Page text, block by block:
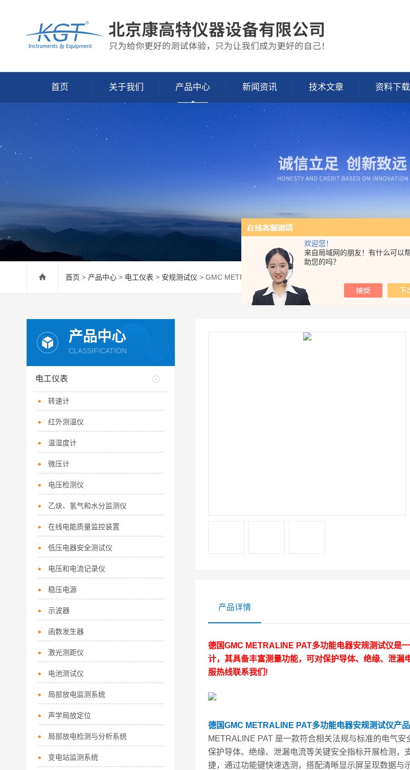
欢迎您！
来自局域网的朋友！有什么可以
助您的吗？
首页 关于我们 产品中心 新闻资讯 技术文章 资料下载
首页 > 产品中心 > 电工仪表 > 安规测试仪 > GMC METRALINE PAT多功能电器安规测试仪
产品详情
德国GMC METRALINE PAT多功能电器安规测试仪是
计，其具备丰富测量功能，可对保护导体、绝缘、泄
服热线联系我们!
德国GMC METRALINE PAT多功能电器安规测试仪产
METRALINE PAT 是一款符合相关法规与标准的电气
保护导体、绝缘、泄漏电流等关键安全指标开展检测，
捷，通过功能键快速选测，搭配清晰显示屏呈现数据
产品中心
CLASSIFICATION
电工仪表
转速计
红外测温仪
温湿度计
微压计
电压检测仪
乙炔、氢气和水分监测仪
在线电能质量监控装置
低压电器安全测试仪
电压和电流记录仪
稳压电源
示波器
函数发生器
激光测距仪
电池测试仪
局部放电监测系统
声学局放定位
局部放电检测与分析系统
变电站监测系统